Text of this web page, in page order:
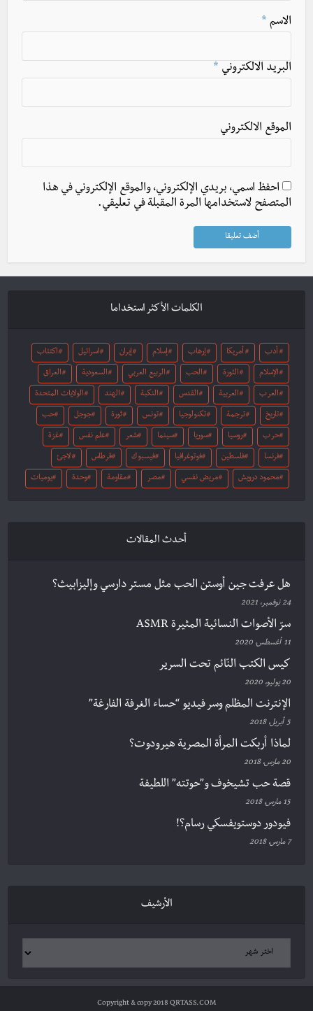
الاسم *
البريد الالكتروني *
الموقع الالكتروني
احفظ اسمي، بريدي الإلكتروني، والموقع الإلكتروني في هذا
المتصفح لاستخدامها المرة المقبلة في تعليقي.
الكلمات الأكثر استخداما
أدب أمريكا إرهاب إسلام إيران اسرائيل اكتئاب
الإسلام الثورة الحب الربيع العربي السعودية العراق
العرب العربية القدس النكبة الهند الولايات المتحدة
تاريخ ترجمة تكنولوجيا تونس ثورة جوجل حب
حرب روسيا سوريا سينما شعر علم نفس غزة
فرنسا فلسطين فوتوغرافيا فيسبوك قرطاس لاجئ
محمود درويش مريض نفسي مصر مقاومة وحدة يوميات
أحدث المقالات
هل عرفت جين أوستن الحب مثل مستر دارسي وإليزابيث؟
24 نوفمبر، 2021
سرّ الأصوات النسائية المثيرة ASMR
11 أغسطس، 2020
كيس الكتب النّائم تحت السرير
20 يوليو، 2020
الإنترنت المظلم وسر فيديو “حساء الغرفة الفارغة”
5 أبريل، 2018
لماذا أربكت المرأة المصرية هيرودوت؟
20 مارس، 2018
قصة حب تشيخوف و”حوتته” اللطيفة
15 مارس، 2018
فيودور دوستويفسكي رسام؟!
7 مارس، 2018
الأرشيف
Copyright & copy 2018 QRTASS.COM